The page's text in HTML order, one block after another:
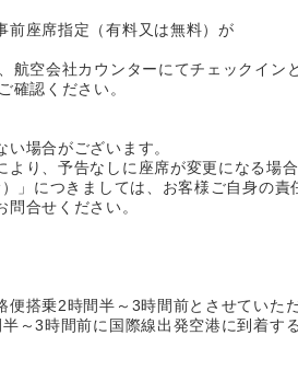
座席指定（有料又は無料）が
空会社カウンターにてチェックイン
確認ください。
場合がございます。
り、予告なしに座席が変更になる場合
」につきましては、お客様ご自身の責
合せください。
搭乗2時間半～3時間前とさせていた
～3時間前に国際線出発空港に到着す